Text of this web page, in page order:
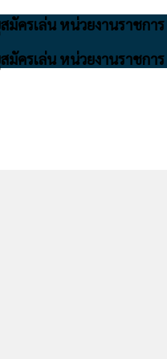
ครเล่น หน่วยงานราชกา
ครเล่น หน่วยงานราชกา